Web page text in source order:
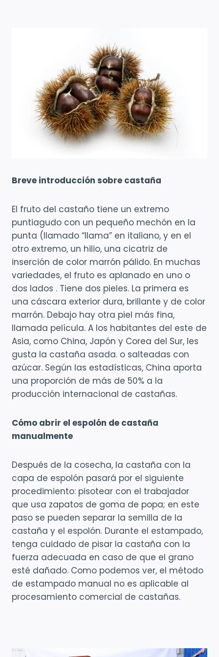
Breve introducción sobre castaña
El fruto del castaño tiene un extremo
puntiagudo con un pequeño mechón en la
punta (llamado “llama” en italiano, y en el
otro extremo, un hilio, una cicatriz de
inserción de color marrón pálido. En muchas
variedades, el fruto es aplanado en uno o
dos lados . Tiene dos pieles. La primera es
una cáscara exterior dura, brillante y de color
marrón. Debajo hay otra piel más fina,
llamada película. A los habitantes del este de
Asia, como China, Japón y Corea del Sur, les
gusta la castaña asada. o salteadas con
azúcar. Según las estadísticas, China aporta
una proporción de más de 50% a la
producción internacional de castañas.
Cómo abrir el espolón de castaña
manualmente
Después de la cosecha, la castaña con la
capa de espolón pasará por el siguiente
procedimiento: pisotear con el trabajador
que usa zapatos de goma de popa; en este
paso se pueden separar la semilla de la
castaña y el espolón. Durante el estampado,
tenga cuidado de pisar la castaña con la
fuerza adecuada en caso de que el grano
esté dañado. Como podemos ver, el método
de estampado manual no es aplicable al
procesamiento comercial de castañas.